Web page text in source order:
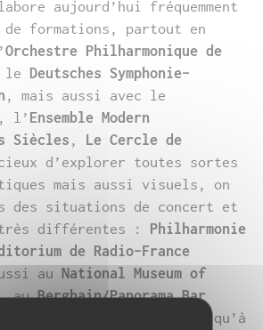
aujourd’hui fréquemment
de formations, partout en
Orchestre Philharmonique de
le Deutsches Symphonie-
, mais aussi avec le
, l’ Ensemble Modern
Siècles , Le Cercle de
d’explorer toutes sortes
mais aussi visuels, on
des situations de concert et
très différentes : Philharmonie
de Radio-France
au National Museum of
auBerghain/Panorama Bar
Paulo au Brésil autant qu’à